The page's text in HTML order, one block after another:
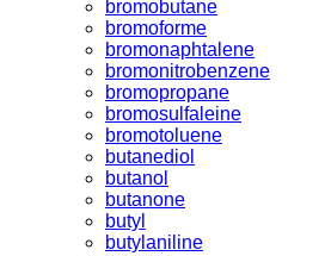
bromobutane
bromoforme
bromonaphtalene
bromonitrobenzene
bromopropane
bromosulfaleine
bromotoluene
butanediol
butanol
butanone
butyl
butylaniline